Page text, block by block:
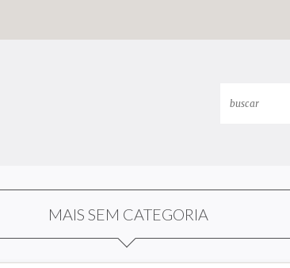
MAIS SEM CATEGORIA